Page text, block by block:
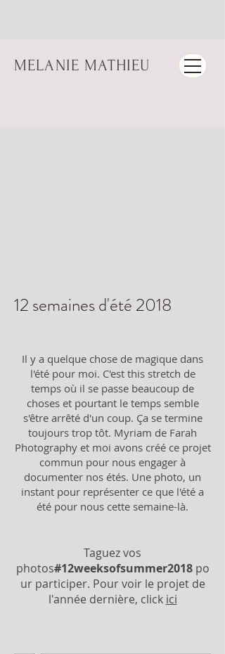
MELANIE MATHIEU
12 semaines d'été 2018
Il y a quelque chose de magique dans
l'été pour moi. C'est this stretch de
temps où il se passe beaucoup de
choses et pourtant le temps semble
s'être arrêté d'un coup. Ça se termine
toujours trop tôt. Myriam de Farah
Photography et moi avons créé ce projet
commun pour nous engager à
documenter nos étés. Une photo, un
instant pour représenter ce que l'été a
été pour nous cette semaine-là.
Taguez vos
photos#12weeksofsummer2018po
ur participer. Pour voir le projet de
l'année dernière, click ici